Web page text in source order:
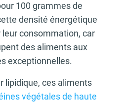
100 grammes de
densité énergétique
consommation, car
des aliments aux
exceptionnelles.
lipidique, ces aliments
végétales de haute